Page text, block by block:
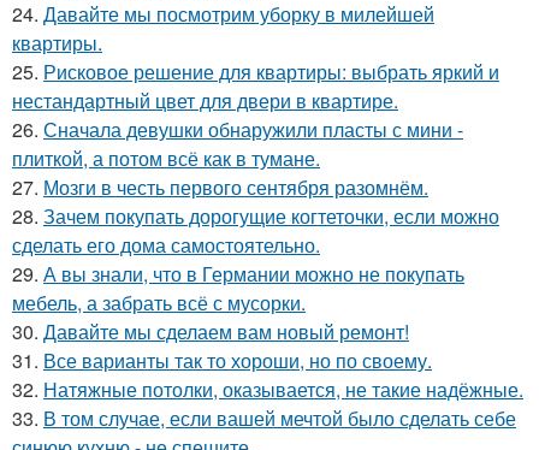
24. Давайте мы посмотрим уборку в милейшей
квартиры.
25. Рисковое решение для квартиры: выбрать яркий и
нестандартный цвет для двери в квартире.
26. Сначала девушки обнаружили пласты с мини -
плиткой, а потом всё как в тумане.
27. Мозги в честь первого сентября разомнём.
28. Зачем покупать дорогущие когтеточки, если можно
сделать его дома самостоятельно.
29. А вы знали, что в Германии можно не покупать
мебель, а забрать всё с мусорки.
30. Давайте мы сделаем вам новый ремонт!
31. Все варианты так то хороши, но по своему.
32. Натяжные потолки, оказывается, не такие надёжные.
33. В том случае, если вашей мечтой было сделать себе